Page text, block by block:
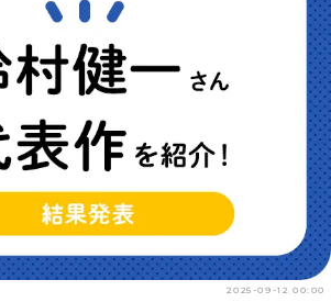
信・Vtuber
実写化映画一覧
2025-09-12 00:00